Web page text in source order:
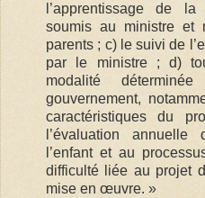
l’apprentissage de
soumis au ministre
parents ; c) le suivi de
par le ministre ; d)
modalité
gouvernement,
caractéristiques du
l’évaluation
l’enfant et au
difficulté liée au projet
mise en œuvre. »